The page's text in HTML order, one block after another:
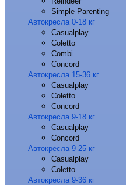
Simple Parenting
Автокресла 0-18 кг
Casualplay
Coletto
Combi
Concord
Автокресла 15-36 кг
Casualplay
Coletto
Concord
Автокресла 9-18 кг
Casualplay
Concord
Автокресла 9-25 кг
Casualplay
Coletto
Автокресла 9-36 кг